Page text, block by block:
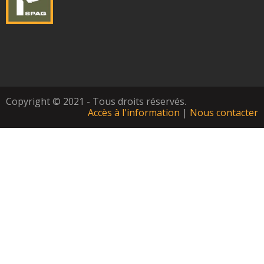
Copyright © 2021 - Tous droits réservés.
Accès à l'information | Nous contacter